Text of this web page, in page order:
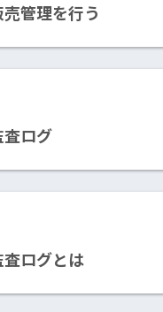
売管理を行う
査ログ
査ログとは